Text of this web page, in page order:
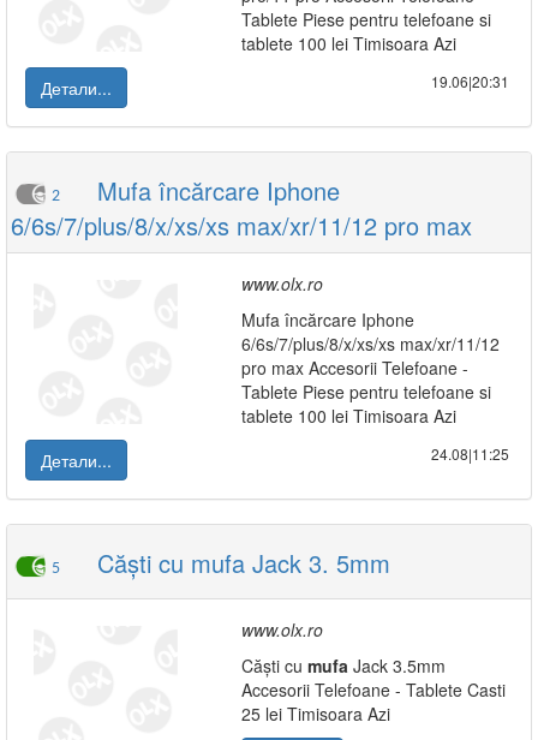
Tablete Piese pentru telefoane si
tablete 100 lei Timisoara Azi
Детали...
19.06|20:31
2
Mufa încărcare Iphone
6/6s/7/plus/8/x/xs/xs max/xr/11/12 pro max
www.olx.ro
Mufa încărcare Iphone
6/6s/7/plus/8/x/xs/xs max/xr/11/12
pro max Accesorii Telefoane -
Tablete Piese pentru telefoane si
tablete 100 lei Timisoara Azi
Детали...
24.08|11:25
5 Căști cu mufa Jack 3. 5mm
www.olx.ro
Căști cu mufa Jack 3.5mm
Accesorii Telefoane - Tablete Casti
25 lei Timisoara Azi